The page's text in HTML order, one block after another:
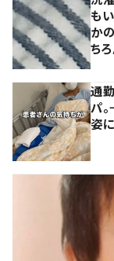
も
か
ちろ
通
パ
姿